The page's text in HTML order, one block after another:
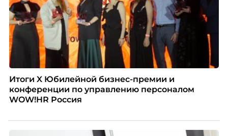
Итоги X Юбилейной бизнес-премии и
конференции по управлению персоналом
WOW!HR Россия